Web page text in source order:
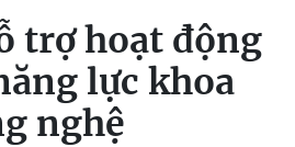
trợ hoạt động
lực khoa
nghệ